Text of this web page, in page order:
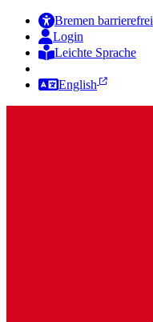
Bremen barrierefrei
Login
Leichte Sprache
English